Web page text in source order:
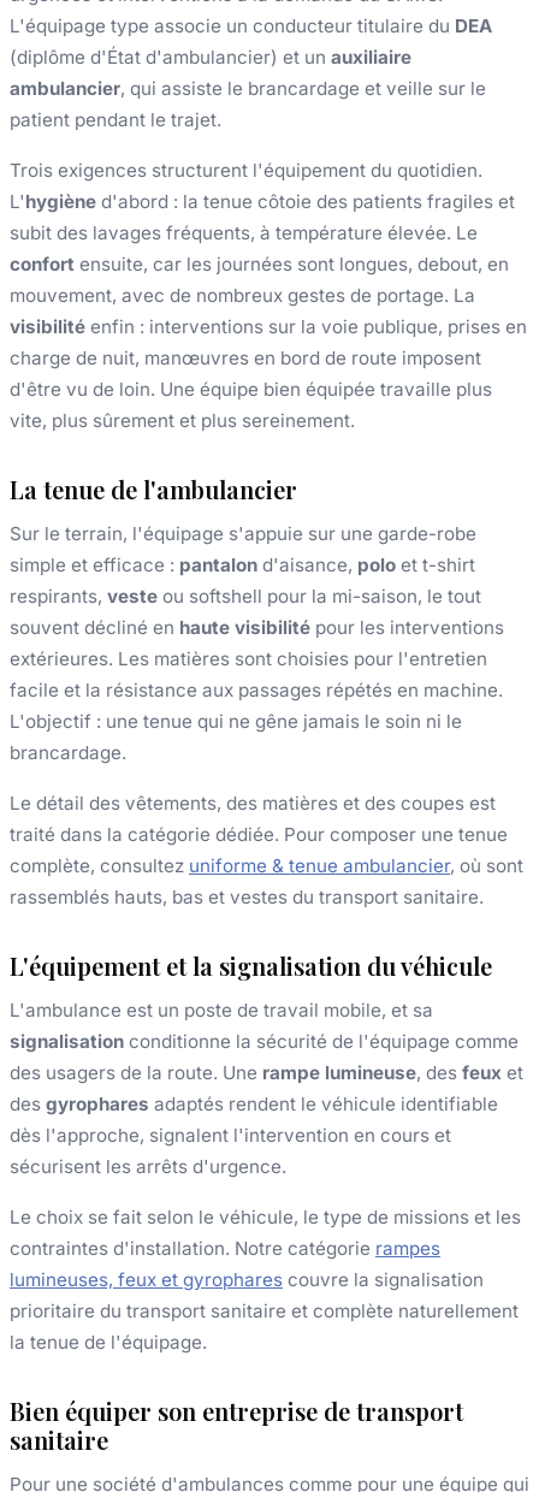
L'équipage type associe un conducteur titulaire du DEA
(diplôme d'État d'ambulancier) et un auxiliaire
ambulancier, qui assiste le brancardage et veille sur le
patient pendant le trajet.
Trois exigences structurent l'équipement du quotidien.
L'hygiène d'abord : la tenue côtoie des patients fragiles et
subit des lavages fréquents, à température élevée. Le
confort ensuite, car les journées sont longues, debout, en
mouvement, avec de nombreux gestes de portage. La
visibilité enfin : interventions sur la voie publique, prises en
charge de nuit, manœuvres en bord de route imposent
d'être vu de loin. Une équipe bien équipée travaille plus
vite, plus sûrement et plus sereinement.
La tenue de l'ambulancier
Sur le terrain, l'équipage s'appuie sur une garde-robe
simple et efficace : pantalon d'aisance, polo et t-shirt
respirants, veste ou softshell pour la mi-saison, le tout
souvent décliné en haute visibilité pour les interventions
extérieures. Les matières sont choisies pour l'entretien
facile et la résistance aux passages répétés en machine.
L'objectif : une tenue qui ne gêne jamais le soin ni le
brancardage.
Le détail des vêtements, des matières et des coupes est
traité dans la catégorie dédiée. Pour composer une tenue
complète, consultez uniforme & tenue ambulancier, où sont
rassemblés hauts, bas et vestes du transport sanitaire.
L'équipement et la signalisation du véhicule
L'ambulance est un poste de travail mobile, et sa
signalisation conditionne la sécurité de l'équipage comme
des usagers de la route. Une rampe lumineuse, des feux et
des gyrophares adaptés rendent le véhicule identifiable
dès l'approche, signalent l'intervention en cours et
sécurisent les arrêts d'urgence.
Le choix se fait selon le véhicule, le type de missions et les
contraintes d'installation. Notre catégorie rampes
lumineuses, feux et gyrophares couvre la signalisation
prioritaire du transport sanitaire et complète naturellement
la tenue de l'équipage.
Bien équiper son entreprise de transport
sanitaire
Pour une société d'ambulances comme pour une équipe qui